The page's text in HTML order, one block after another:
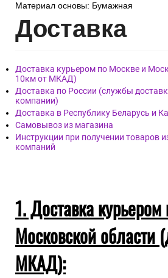
Материал основы: Бумажная
Доставка
Доставка курьером по Москве и
10км от МКАД)
Доставка по России (службы
компании)
Доставка в Республику Беларусь и
Самовывоз из магазина
Инструкции при получении товаров
компаний
1. Доставка
Московской области
МКАД):